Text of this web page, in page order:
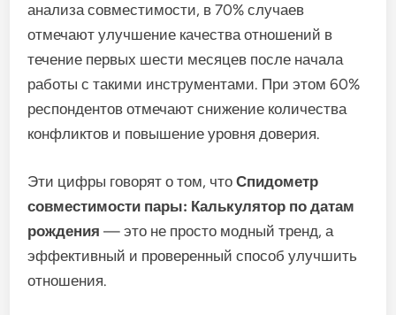
анализа совместимости, в 70% случаев
отмечают улучшение качества отношений в
течение первых шести месяцев после начала
работы с такими инструментами. При этом 60%
респондентов отмечают снижение количества
конфликтов и повышение уровня доверия.
Эти цифры говорят о том, чтоСпидометр
совместимости пары: Калькулятор по датам
рождения — это не просто модный тренд, а
эффективный и проверенный способ улучшить
отношения.